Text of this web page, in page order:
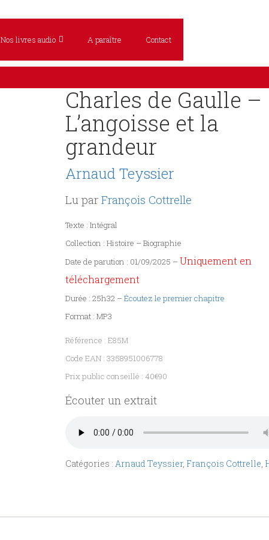
Nos livres audio
Policier / Suspense
Sciences humaines
A paraître Contact
Charles de Gaulle –
L’angoisse et la
grandeur
Arnaud Teyssier
Lu par François Cottrelle
Texte : Intégral
Collection : Histoire – Biographie
Date de parution : 01/09/2025 – Uniquement en
téléchargement
Durée : 25h32 – Écoutez le premier chapitre
Format : MP3
Référence : E85M
Code EAN : 3358951006778
Prix public conseillé : 40€90
Écouter un extrait
Catégories : Arnaud Teyssier, François Cottrelle,